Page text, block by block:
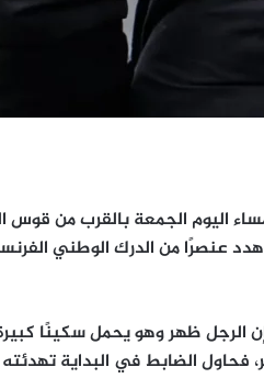
اليوم الجمعة بالقرب من قوس
عنصرًا من الدرك الوطني
ظهر وهو يحمل سكينًا
فحاول الضابط في البداية